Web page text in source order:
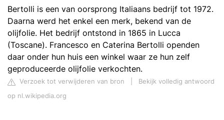
Bertolli is een van oorsprong Italiaans bedrijf tot 1972.
Daarna werd het enkel een merk, bekend van de
olijfolie. Het bedrijf ontstond in 1865 in Lucca
(Toscane). Francesco en Caterina Bertolli openden
daar onder hun huis een winkel waar ze hun zelf
geproduceerde olijfolie verkochten.
Verzoek tot verwijderen van bron
Bekijk volledig antwoord
op nl.wikipedia.org